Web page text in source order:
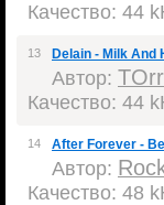
Качество: 44
13 Delain - Milk And
Автор:
Качество: 44
14 After Forever -
Автор:
Качество: 48